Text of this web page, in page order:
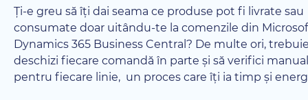
Ți-e greu să îți dai seama ce produse pot fi livrate sau
consumate doar uitându-te la comenzile din
Dynamics 365 Business Central? De multe ori,
deschizi fiecare comandă în parte și să verifici
pentru fiecare linie, un proces care îți ia timp și